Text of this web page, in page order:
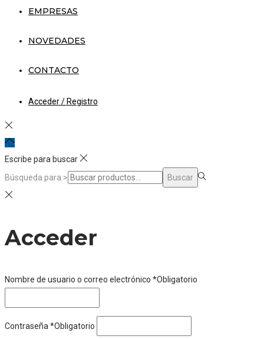
EMPRESAS
NOVEDADES
CONTACTO
Acceder / Registro
Escribe para buscar
Búsqueda para:>
Buscar
Acceder
Nombre de usuario o correo electrónico *Obligatorio
Contraseña *Obligatorio